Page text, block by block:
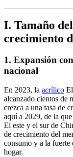
I. Tamaño
crecimiento
1. Expansión
nacional
En 2023, la acrílico
alcanzado cientos de
crezca a una tasa de
aquí a 2029, de la
El este y el sur de
de crecimiento del
consumo y a la fuerte
hogar.